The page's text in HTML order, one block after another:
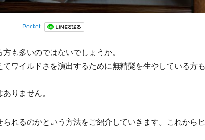
Pocket
も多いのではないでしょうか。
ワイルドさを演出するために無精髭を生やしている方も
りません。
れるのかという方法をご紹介していきます。これからヒ